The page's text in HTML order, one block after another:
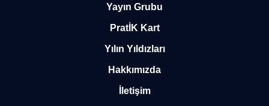
Yayın Grubu
PratİK Kart
Yılın Yıldızları
Hakkımızda
İletişim